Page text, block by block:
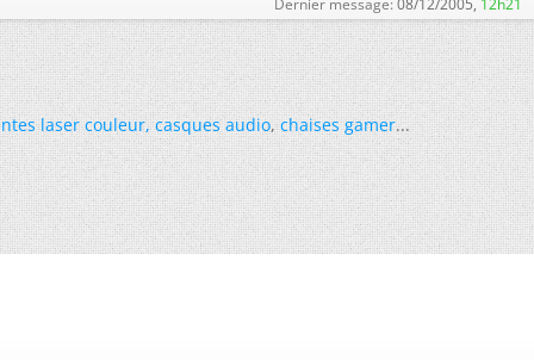
Dernier message: 08/12/2005, 12h21
laser couleur,casques audio,chaises gamer...